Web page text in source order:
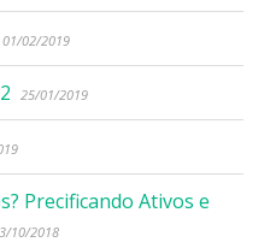
01/02/2019
25/01/2019
Precificando Ativos e
10/2018